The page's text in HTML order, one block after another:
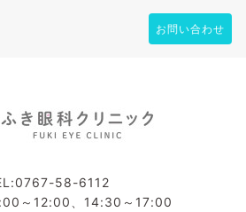
お問い合わせ
58-6112
～12:00、14:30～17:00